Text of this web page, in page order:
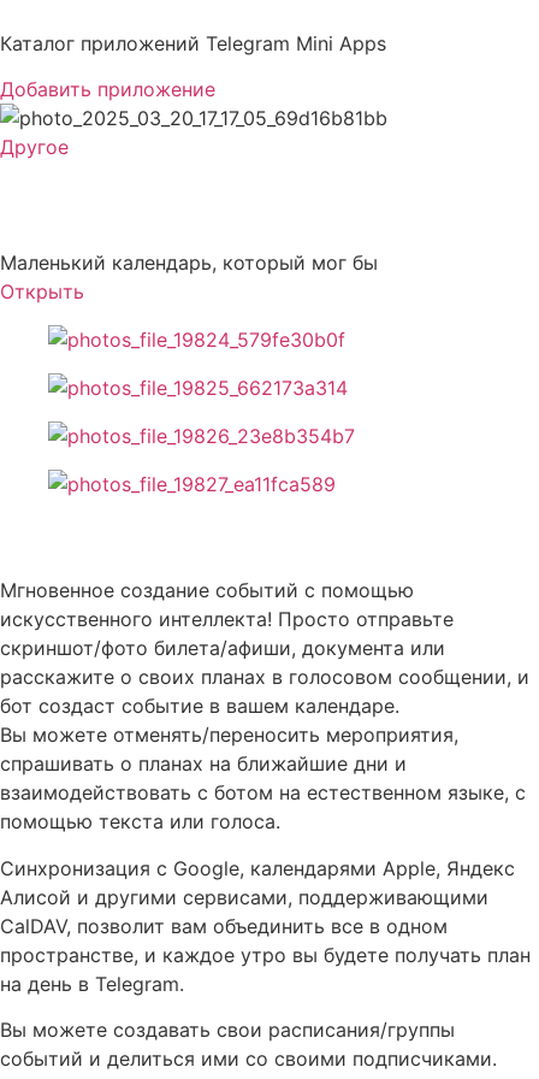
к
Каталог приложений Telegram Mini Apps
Добавить приложение
Другое
Маленький календарь, который мог бы
Открыть
Мгновенное создание событий с помощью
искусственного интеллекта! Просто отправьте
скриншот/фото билета/афиши, документа или
расскажите о своих планах в голосовом сообщении, и
бот создаст событие в вашем календаре.
Вы можете отменять/переносить мероприятия,
спрашивать о планах на ближайшие дни и
взаимодействовать с ботом на естественном языке, с
помощью текста или голоса.
Синхронизация с Google, календарями Apple, Яндекс
Алисой и другими сервисами, поддерживающими
CalDAV, позволит вам объединить все в одном
пространстве, и каждое утро вы будете получать план
на день в Telegram.
Вы можете создавать свои расписания/группы
событий и делиться ими со своими подписчиками.